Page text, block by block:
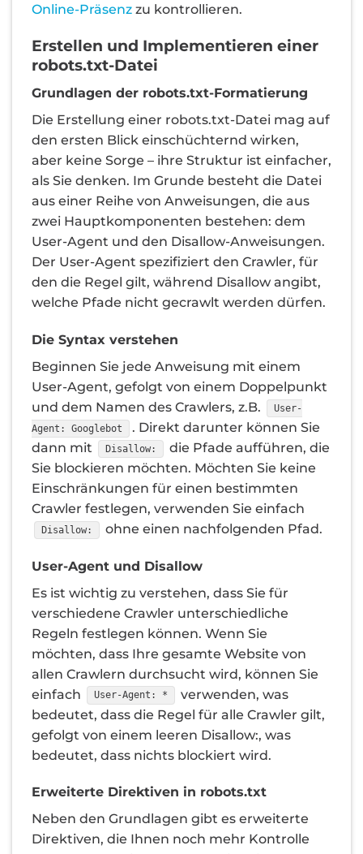
Online-Präsenz zu kontrollieren.
Erstellen und Implementieren einer
robots.txt-Datei
Grundlagen der robots.txt-Formatierung
Die Erstellung einer robots.txt-Datei mag auf
den ersten Blick einschüchternd wirken,
aber keine Sorge – ihre Struktur ist einfacher,
als Sie denken. Im Grunde besteht die Datei
aus einer Reihe von Anweisungen, die aus
zwei Hauptkomponenten bestehen: dem
User-Agent und den Disallow-Anweisungen.
Der User-Agent spezifiziert den Crawler, für
den die Regel gilt, während Disallow angibt,
welche Pfade nicht gecrawlt werden dürfen.
Die Syntax verstehen
Beginnen Sie jede Anweisung mit einem
User-Agent, gefolgt von einem Doppelpunkt
und dem Namen des Crawlers, z.B.
User-
Agent: Googlebot
. Direkt darunter können Sie
dann mit
Disallow:
die Pfade aufführen, die
Sie blockieren möchten. Möchten Sie keine
Einschränkungen für einen bestimmten
Crawler festlegen, verwenden Sie einfach
Disallow: ohne einen nachfolgenden Pfad.
User-Agent und Disallow
Es ist wichtig zu verstehen, dass Sie für
verschiedene Crawler unterschiedliche
Regeln festlegen können. Wenn Sie
möchten, dass Ihre gesamte Website von
allen Crawlern durchsucht wird, können Sie
einfach
User-Agent: *
verwenden, was
bedeutet, dass die Regel für alle Crawler gilt,
gefolgt von einem leeren Disallow:, was
bedeutet, dass nichts blockiert wird.
Erweiterte Direktiven in robots.txt
Neben den Grundlagen gibt es erweiterte
Direktiven, die Ihnen noch mehr Kontrolle